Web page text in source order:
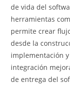
de vida del
herramientas
permite crear
desde la
implementación
integración
de entrega del